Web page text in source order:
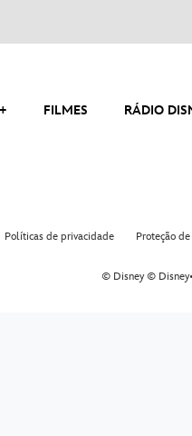
FILMES RÁDIO
Políticas de privacidade Proteção
© Disney ©